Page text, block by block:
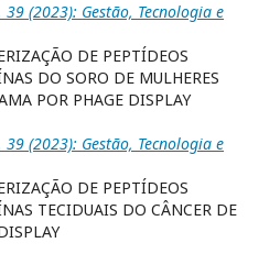
39 (2023): Gestão, Tecnologia e
DE PEPTÍDEOS
DO SORO DE MULHERES
POR PHAGE DISPLAY
39 (2023): Gestão, Tecnologia e
DE PEPTÍDEOS
TECIDUAIS DO CÂNCER DE